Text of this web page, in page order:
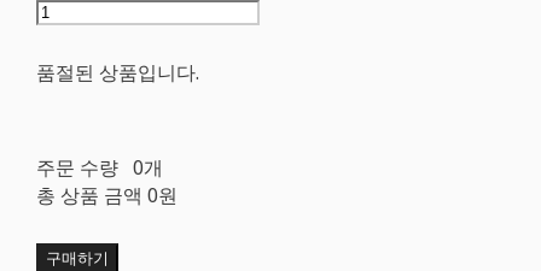
품절된 상품입니다.
주문 수량 0개
총 상품 금액 0원
구매하기